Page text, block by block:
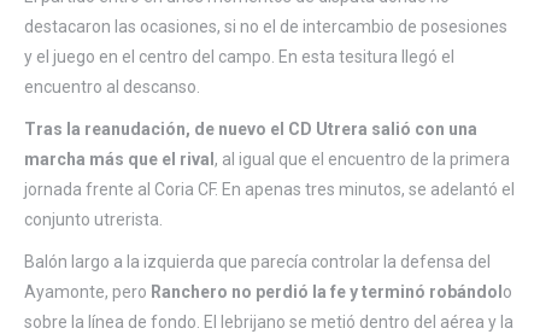
destacaron las ocasiones, si no el de intercambio de posesiones
y el juego en el centro del campo. En esta tesitura llegó el
encuentro al descanso.
Tras la reanudación, de nuevo el CD Utrera salió con una
marcha más que el rival , al igual que el encuentro de la primera
jornada frente al Coria CF. En apenas tres minutos, se adelantó el
conjunto utrerista.
Balón largo a la izquierda que parecía controlar la defensa del
Ayamonte, pero Ranchero no perdió la fe y terminó robándol o
sobre la línea de fondo. El lebrijano se metió dentro del aérea y la